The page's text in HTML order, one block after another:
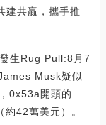
建共贏，攜手推
生Rug Pull:8月7
Musk疑似
0x53a開頭的
42萬美元）。